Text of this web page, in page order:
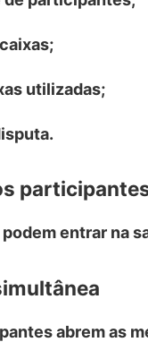
utilizadas;
entrar na
abrem as